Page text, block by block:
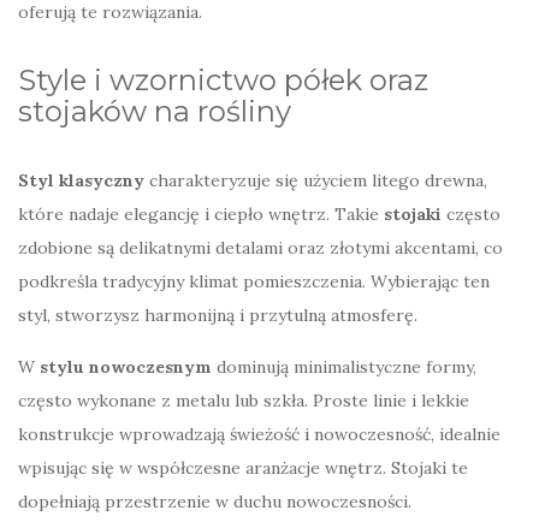
oferują te rozwiązania.
Style i wzornictwo półek oraz
stojaków na rośliny
Styl klasyczny charakteryzuje się użyciem litego drewna,
które nadaje elegancję i ciepło wnętrz. Takie stojaki często
zdobione są delikatnymi detalami oraz złotymi akcentami, co
podkreśla tradycyjny klimat pomieszczenia. Wybierając ten
styl, stworzysz harmonijną i przytulną atmosferę.
W stylu nowoczesnym dominują minimalistyczne formy,
często wykonane z metalu lub szkła. Proste linie i lekkie
konstrukcje wprowadzają świeżość i nowoczesność, idealnie
wpisując się w współczesne aranżacje wnętrz. Stojaki te
dopełniają przestrzenie w duchu nowoczesności.